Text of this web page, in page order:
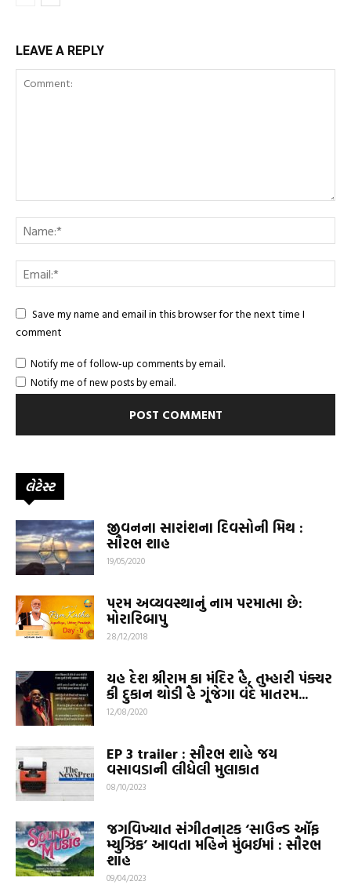
LEAVE A REPLY
Save my name and email in this browser for the next time I
comment
Notify me of follow-up comments by email.
Notify me of new posts by email.
લેટેસ્ટ
જીવનના સારાંશના દિવસોની મિથ :
સૌરભ શાહ
19/05/2020
પરમ અવ્યવસ્થાનું નામ પરમાત્મા છે:
મોરારિબાપુ
28/12/2018
યહ દેશ શ્રીરામ કા મંદિર હૈ, તુમ્હારી પંક્ચર
કી દુકાન થોડી હૈ ગૂંજેગા વંદે માતરમ...
12/08/2020
EP 3 trailer : સૌરભ શાહે જય
વસાવડાની લીધેલી મુલાકાત
08/10/2023
જગવિખ્યાત સંગીતનાટક ‘સાઉન્ડ ઑફ
મ્યુઝિક’ આવતા મહિને મુંબઈમાં : સૌરભ
શાહ
09/04/2023